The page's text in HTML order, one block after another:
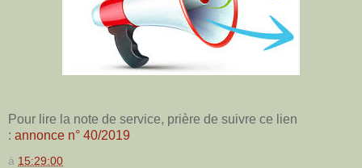
Pour lire la note de service, prière de suivre ce lien
: annonce n° 40/2019
à 15:29:00